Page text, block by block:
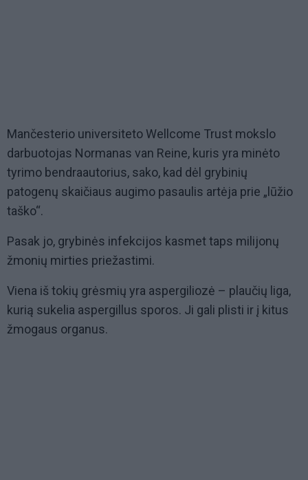
Mančesterio universiteto Wellcome Trust mokslo
darbuotojas Normanas van Reine, kuris yra minėto
tyrimo bendraautorius, sako, kad dėl grybinių
patogenų skaičiaus augimo pasaulis artėja prie „lūžio
taško“.
Pasak jo, grybinės infekcijos kasmet taps milijonų
žmonių mirties priežastimi.
Viena iš tokių grėsmių yra aspergiliozė – plaučių liga,
kurią sukelia aspergillus sporos. Ji gali plisti ir į kitus
žmogaus organus.